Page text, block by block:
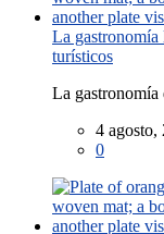
La gastronomía
turísticos
La gastronomía
4 agosto,
0